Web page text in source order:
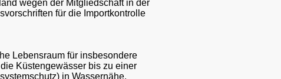
wegen der Mitgliedschaft in der
für die Importkontrolle
Lebensraum für insbesondere
Küstengewässer bis zu einer
in Wassernähe.